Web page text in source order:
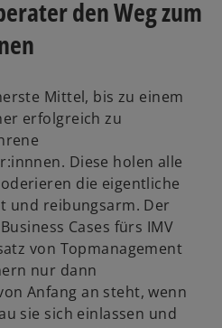
den Weg zum
Mittel, bis zu einem
erfolgreich zu
Diese holen alle
die eigentliche
und reibungsarm. Der
Cases fürs IMV
von Topmanagement
nur dann
Anfang an steht, wenn
sie sich einlassen und